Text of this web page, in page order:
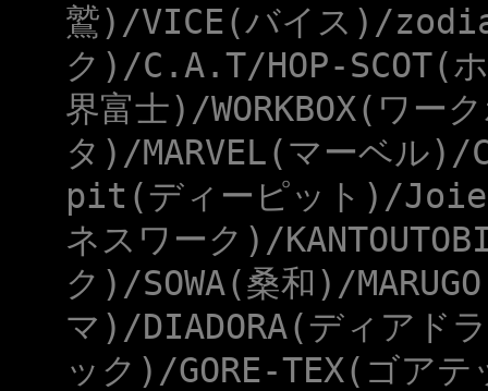
鷲)/VICE(バイス)/
ク)/C.A.T/HOP-
界富士)/WORKBOX(ワ
タ)/MARVEL(マーベル
pit(ディーピット)/Joie(
ネスワーク)/
ク)/SOWA(桑和)/
マ)/DIADORA(ディアド
ック)/GORE-TEX(ゴア